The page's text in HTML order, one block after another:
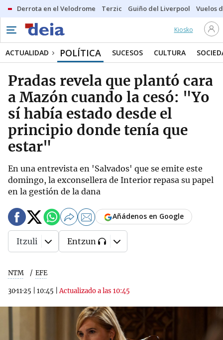
Derrota en el Velodrome Terzic Guiño del Liverpool Vuelos
Kiosko
ACTUALIDAD POLÍTICA SUCESOS CULTURA
Pradas revela que plantó cara
a Mazón cuando la cesó: "Yo
sí había estado desde el
principio donde tenía que
estar"
En una entrevista en 'Salvados' que se emite este
domingo, la exconsellera de Interior repasa su papel
en la gestión de la dana
NTM EFE
30·11·25 10:45 |Actualizado a las 10:45
Añádenos en Google
Itzuli Entzun